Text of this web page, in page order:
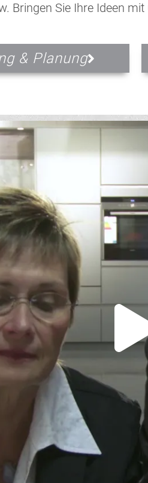
Bringen Sie Ihre Ideen
& Planung